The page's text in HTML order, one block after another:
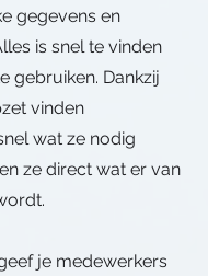
gegevens en
is snel te vinden
gebruiken. Dankzij
vinden
wat ze nodig
ze direct wat er van
je medewerkers